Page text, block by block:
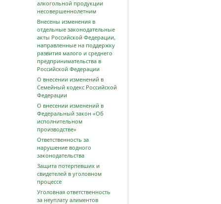
алкогольной продукции
несовершеннолетним
Внесены изменения в
отдельные законодательные
акты Российской Федерации,
направленные на поддержку
развития малого и среднего
предпринимательства в
Российской Федерации
О внесении изменений в
Семейный кодекс Российской
Федерации
О внесении изменений в
Федеральный закон «Об
исполнительном
производстве»
Ответственность за
нарушение водного
законодательства
Защита потерпевших и
свидетелей в уголовном
процессе
Уголовная ответственность
за неуплату алиментов